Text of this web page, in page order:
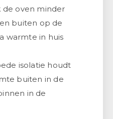
de oven minder
buiten op de
warmte in huis
isolatie houdt
buiten in de
in de